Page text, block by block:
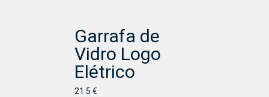
Garrafa de
Vidro Logo
Elétrico
21.5 €